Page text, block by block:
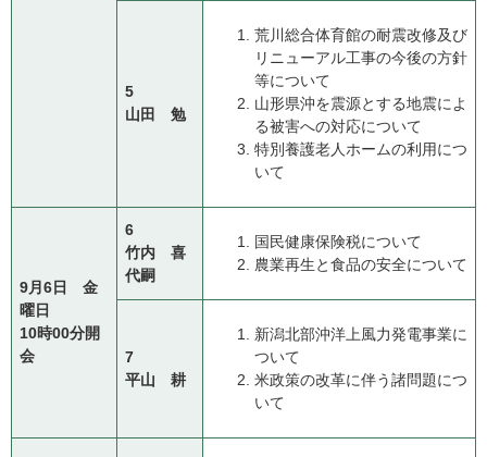
5
山田 勉
荒川総合体育館の耐震改修及び
リニューアル工事の今後の方針
等について
山形県沖を震源とする地震によ
る被害への対応について
特別養護老人ホームの利用につ
いて
9月6日 金
曜日
10時00分開
会
6
竹内 喜
代嗣
国民健康保険税について
農業再生と食品の安全について
7
平山 耕
新潟北部沖洋上風力発電事業に
ついて
米政策の改革に伴う諸問題につ
いて